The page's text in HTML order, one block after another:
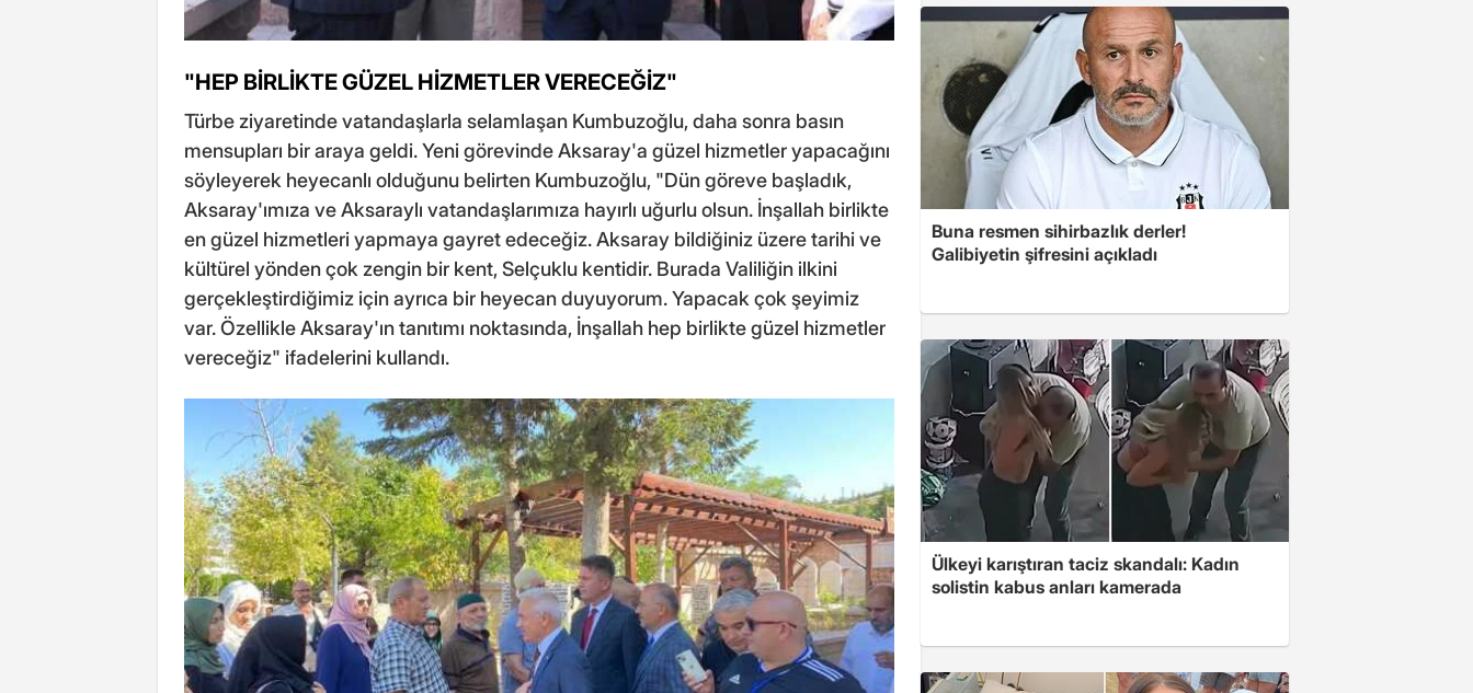
"HEP BİRLİKTE GÜZEL HİZMETLER VERECEĞİZ"
Türbe ziyaretinde vatandaşlarla selamlaşan Kumbuzoğlu, daha sonra basın
mensupları bir araya geldi. Yeni görevinde Aksaray'a güzel hizmetler yapacağını
söyleyerek heyecanlı olduğunu belirten Kumbuzoğlu, "Dün göreve başladık,
Aksaray'ımıza ve Aksaraylı vatandaşlarımıza hayırlı uğurlu olsun. İnşallah birlikte
en güzel hizmetleri yapmaya gayret edeceğiz. Aksaray bildiğiniz üzere tarihi ve
kültürel yönden çok zengin bir kent, Selçuklu kentidir. Burada Valiliğin ilkini
gerçekleştirdiğimiz için ayrıca bir heyecan duyuyorum. Yapacak çok şeyimiz
var. Özellikle Aksaray'ın tanıtımı noktasında, İnşallah hep birlikte güzel hizmetler
vereceğiz" ifadelerini kullandı.
Buna resmen sihirbazlık derler!
Galibiyetin şifresini açıkladı
Ülkeyi karıştıran taciz skandalı: Kadın
solistin kabus anları kamerada